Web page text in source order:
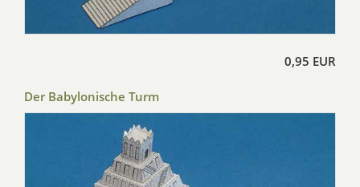
0,95 EUR
Der Babylonische Turm